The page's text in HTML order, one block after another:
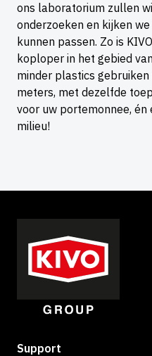
ons laboratorium zullen
onderzoeken en kijken
kunnen passen. Zo is
koploper in het gebied
minder plastics
meters, met dezelfde
voor uw portemonnee,
milieu!
Support